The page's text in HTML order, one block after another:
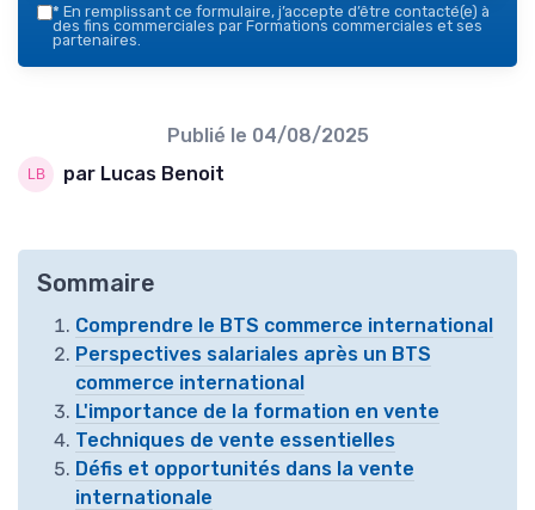
* En remplissant ce formulaire, j’accepte d’être contacté(e) à
des fins commerciales par Formations commerciales et ses
partenaires.
Publié le 04/08/2025
par Lucas Benoit
Sommaire
Comprendre le BTS commerce international
Perspectives salariales après un BTS
commerce international
L'importance de la formation en vente
Techniques de vente essentielles
Défis et opportunités dans la vente
internationale